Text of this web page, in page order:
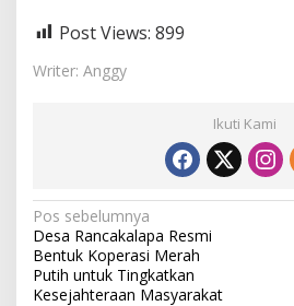
Post Views: 899
Writer: Anggy
Ikuti Kami
N
a
v
Pos sebelumnya
Desa Rancakalapa Resmi
Bentuk Koperasi Merah
Putih untuk Tingkatkan
Kesejahteraan Masyarakat